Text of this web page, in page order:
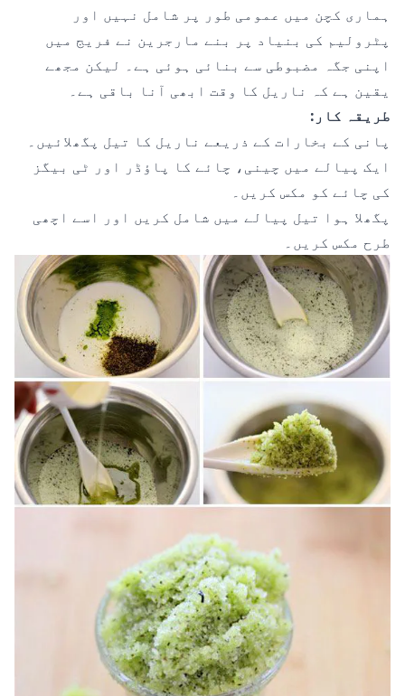
ہماری کچن میں عمومی طور پر شامل نہیں اور
پٹرولیم کی بنیاد پر بنے مارجرین نے فریج میں
اپنی جگہ مضبوطی سے بنائی ہوئی ہے۔ لیکن مجھے
یقین ہے کہ ناریل کا وقت ابھی آنا باقی ہے۔
طریقہ کار:
پانی کے بخارات کے ذریعے ناریل کا تیل پگھلائیں۔
ایک پیالے میں چینی، چائے کا پاؤڈر اور ٹی بیگز
کی چائے کو مکس کریں۔
پگھلا ہوا تیل پیالے میں شامل کریں اور اسے اچھی
طرح مکس کریں۔